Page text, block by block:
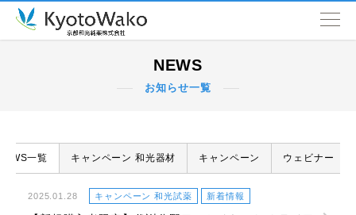
SDGs
NEWS
お知らせ一覧
一覧 キャンペーン 和光器材 キャンペーン ウェビナー
2025.01.28 キャンペーン 和光試薬 新着情報